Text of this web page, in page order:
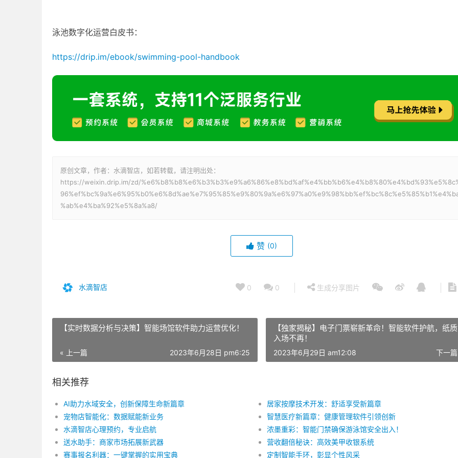
泳池数字化运营白皮书：
https://drip.im/ebook/swimming-pool-handbook
原创文章，作者：水滴智店，如若转载，请注明出处：
https://weixin.drip.im/zd/
%ab%e4%ba%92%e5%8a%a8/
赞 (0)
水滴智店 0 0 生成分享图片
【实时数据分析与决策】智能场馆软件助力运营优化！
« 上一篇 2023年6月28日 pm6:25
【独家揭秘】电子门票崭新革命！智能软件护航，纸质
入场不再！
下一
2023年6月29日 am12:08
相关推荐
AI助力水域安全，创新保障生命新篇章
居家按摩技术开发：舒适享受新篇章
宠物店智能化：数据赋能新业务
智慧医疗新篇章：健康管理软件引领创新
水滴智店心理预约，专业启航
浓墨重彩：智能门禁确保游泳馆安全出入！
送水助手：商家市场拓展新武器
营收翻倍秘诀：高效美甲收银系统
赛事报名利器：一键掌握的实用宝典
定制智能手环，彰显个性风采